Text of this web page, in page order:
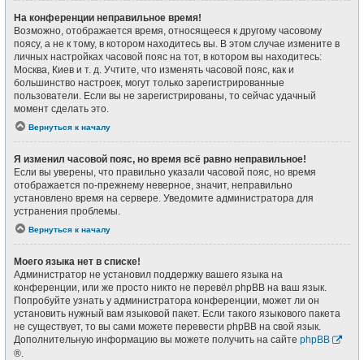
На конференции неправильное время!
Возможно, отображается время, относящееся к другому часовому
поясу, а не к тому, в котором находитесь вы. В этом случае измените в
личных настройках часовой пояс на тот, в котором вы находитесь:
Москва, Киев и т. д. Учтите, что изменять часовой пояс, как и
большинство настроек, могут только зарегистрированные
пользователи. Если вы не зарегистрированы, то сейчас удачный
момент сделать это.
Вернуться к началу
Я изменил часовой пояс, но время всё равно неправильное!
Если вы уверены, что правильно указали часовой пояс, но время
отображается по-прежнему неверное, значит, неправильно
установлено время на сервере. Уведомите администратора для
устранения проблемы.
Вернуться к началу
Моего языка нет в списке!
Администратор не установил поддержку вашего языка на
конференции, или же просто никто не перевёл phpBB на ваш язык.
Попробуйте узнать у администратора конференции, может ли он
установить нужный вам языковой пакет. Если такого языкового пакета
не существует, то вы сами можете перевести phpBB на свой язык.
Дополнительную информацию вы можете получить на сайте phpBB
®.